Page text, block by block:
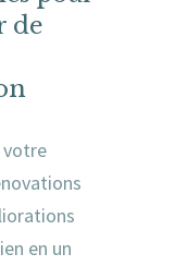
de
votre
en un